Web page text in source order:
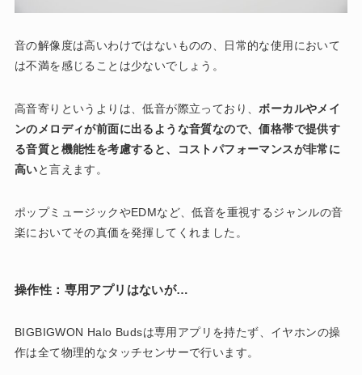
音の解像度は高いわけではないものの、日常的な使用において
は不満を感じることは少ないでしょう。
高音寄りというよりは、低音が際立っており、ボーカルやメイ
ンのメロディが前面に出るような音質なので、価格帯で提供す
る音質と機能性を考慮すると、コストパフォーマンスが非常に
高いと言えます。
ポップミュージックやEDMなど、低音を重視するジャンルの音
楽においてその真価を発揮してくれました。
操作性：専用アプリはないが…
BIGBIGWON Halo Budsは専用アプリを持たず、イヤホンの操
作は全て物理的なタッチセンサーで行います。